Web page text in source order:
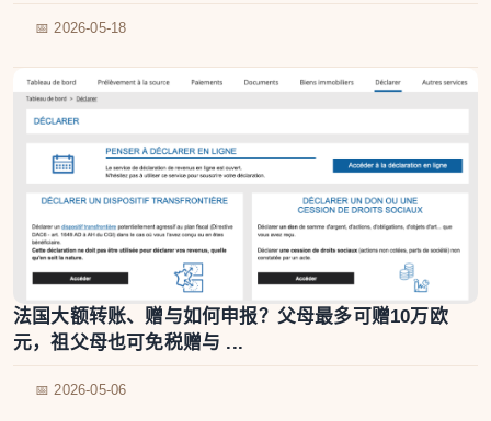
📅 2026-05-18
法国大额转账、赠与如何申报？父母最多可赠10万欧
元，祖父母也可免税赠与 ...
📅 2026-05-06